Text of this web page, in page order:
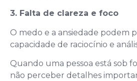
3. Falta de clareza e foco
O medo e a ansiedade podem
capacidade de raciocínio e
Quando uma pessoa está sob
não perceber detalhes